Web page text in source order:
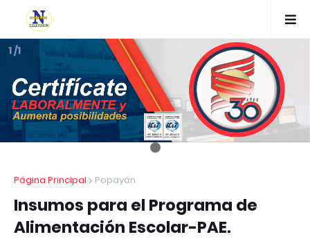
1 /1
Página Principal Popayán
Insumos para el Programa de
Alimentación Escolar-PAE.